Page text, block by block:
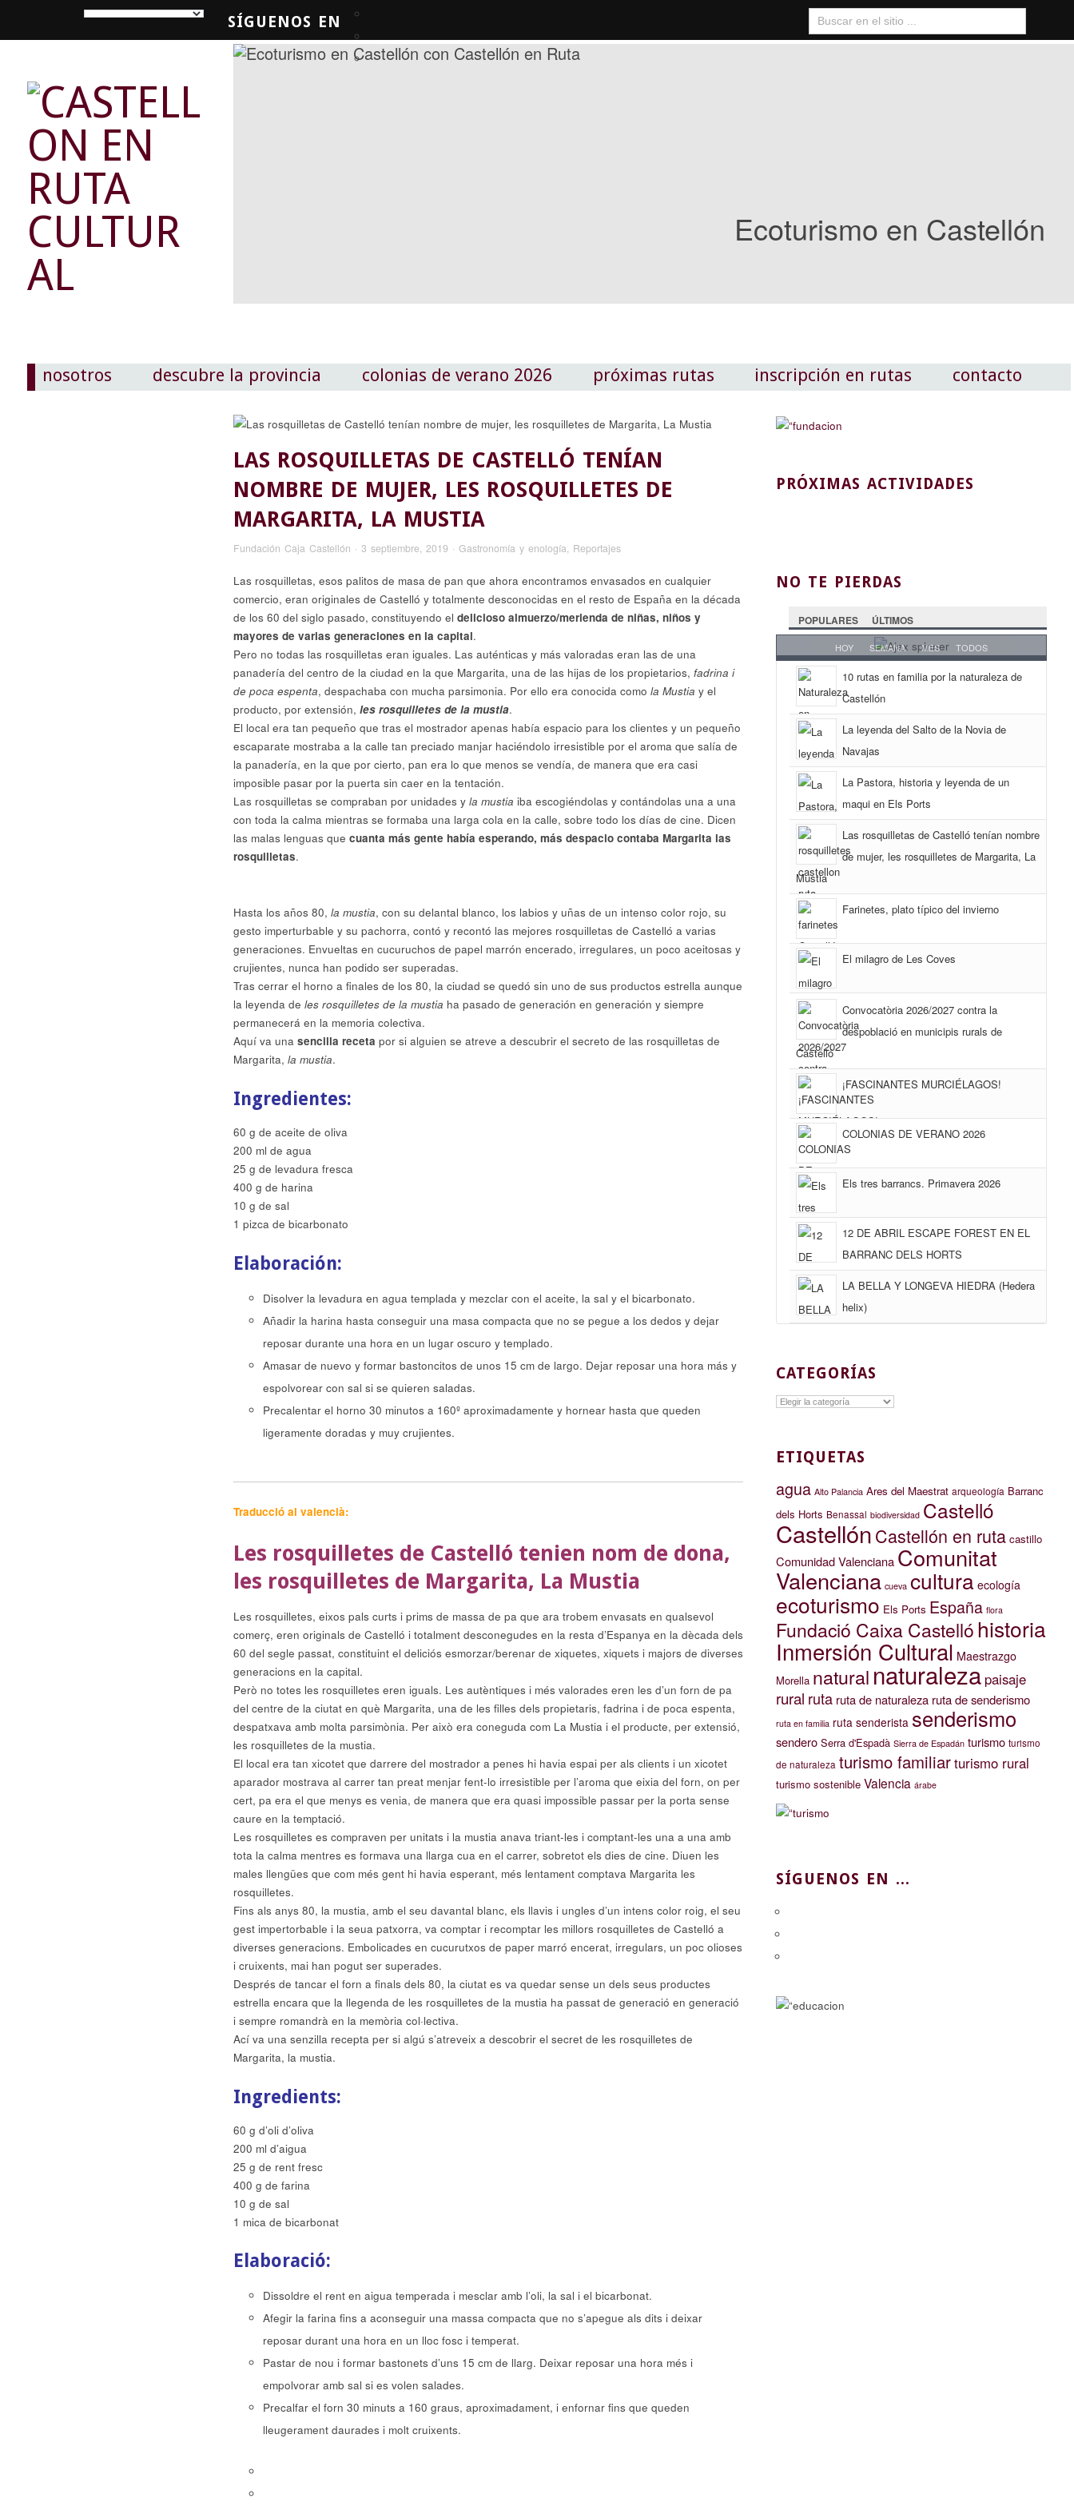
SÍGUENOS EN
Ecoturismo en Castellón
nosotros descubre la provincia colonias de verano 2026 próximas rutas inscripción en rutas contacto
LAS ROSQUILLETAS DE CASTELLÓ TENÍAN
NOMBRE DE MUJER, LES ROSQUILLETES DE
MARGARITA, LA MUSTIA
Fundación Caja Castellón · 3 septiembre, 2019 · Gastronomía y enología, Reportajes
Las rosquilletas, esos palitos de masa de pan que ahora encontramos envasados en cualquier
comercio, eran originales de Castelló y totalmente desconocidas en el resto de España en la década
de los 60 del siglo pasado, constituyendo el delicioso almuerzo/merienda de niñas, niños y
mayores de varias generaciones en la capital.
Pero no todas las rosquilletas eran iguales. Las auténticas y más valoradas eran las de una
panadería del centro de la ciudad en la que Margarita, una de las hijas de los propietarios, fadrina i
de poca espenta, despachaba con mucha parsimonia. Por ello era conocida como la Mustia y el
producto, por extensión, les rosquilletes de la mustia.
El local era tan pequeño que tras el mostrador apenas había espacio para los clientes y un pequeño
escaparate mostraba a la calle tan preciado manjar haciéndolo irresistible por el aroma que salía de
la panadería, en la que por cierto, pan era lo que menos se vendía, de manera que era casi
imposible pasar por la puerta sin caer en la tentación.
Las rosquilletas se compraban por unidades y la mustia iba escogiéndolas y contándolas una a una
con toda la calma mientras se formaba una larga cola en la calle, sobre todo los días de cine. Dicen
las malas lenguas que cuanta más gente había esperando, más despacio contaba Margarita las
rosquilletas.
Hasta los años 80, la mustia, con su delantal blanco, los labios y uñas de un intenso color rojo, su
gesto imperturbable y su pachorra, contó y recontó las mejores rosquilletas de Castelló a varias
generaciones. Envueltas en cucuruchos de papel marrón encerado, irregulares, un poco aceitosas y
crujientes, nunca han podido ser superadas.
Tras cerrar el horno a finales de los 80, la ciudad se quedó sin uno de sus productos estrella aunque
la leyenda de les rosquilletes de la mustia ha pasado de generación en generación y siempre
permanecerá en la memoria colectiva.
Aquí va una sencilla receta por si alguien se atreve a descubrir el secreto de las rosquilletas de
Margarita, la mustia.
Ingredientes:
60 g de aceite de oliva
200 ml de agua
25 g de levadura fresca
400 g de harina
10 g de sal
1 pizca de bicarbonato
Elaboración:
Disolver la levadura en agua templada y mezclar con el aceite, la sal y el bicarbonato.
Añadir la harina hasta conseguir una masa compacta que no se pegue a los dedos y dejar
reposar durante una hora en un lugar oscuro y templado.
Amasar de nuevo y formar bastoncitos de unos 15 cm de largo. Dejar reposar una hora más y
espolvorear con sal si se quieren saladas.
Precalentar el horno 30 minutos a 160º aproximadamente y hornear hasta que queden
ligeramente doradas y muy crujientes.
Traducció al valencià:
Les rosquilletes de Castelló tenien nom de dona,
les rosquilletes de Margarita, La Mustia
Les rosquilletes, eixos pals curts i prims de massa de pa que ara trobem envasats en qualsevol
comerç, eren originals de Castelló i totalment desconegudes en la resta d’Espanya en la dècada dels
60 del segle passat, constituint el deliciós esmorzar/berenar de xiquetes, xiquets i majors de diverses
generacions en la capital.
Però no totes les rosquilletes eren iguals. Les autèntiques i més valorades eren les d’un forn de pa
del centre de la ciutat en què Margarita, una de les filles dels propietaris, fadrina i de poca espenta,
despatxava amb molta parsimònia. Per això era coneguda com La Mustia i el producte, per extensió,
les rosquilletes de la mustia.
El local era tan xicotet que darrere del mostrador a penes hi havia espai per als clients i un xicotet
aparador mostrava al carrer tan preat menjar fent-lo irresistible per l’aroma que eixia del forn, on per
cert, pa era el que menys es venia, de manera que era quasi impossible passar per la porta sense
caure en la temptació.
Les rosquilletes es compraven per unitats i la mustia anava triant-les i comptant-les una a una amb
tota la calma mentres es formava una llarga cua en el carrer, sobretot els dies de cine. Diuen les
males llengües que com més gent hi havia esperant, més lentament comptava Margarita les
rosquilletes.
Fins als anys 80, la mustia, amb el seu davantal blanc, els llavis i ungles d’un intens color roig, el seu
gest impertorbable i la seua patxorra, va comptar i recomptar les millors rosquilletes de Castelló a
diverses generacions. Embolicades en cucurutxos de paper marró encerat, irregulars, un poc olioses
i cruixents, mai han pogut ser superades.
Després de tancar el forn a finals dels 80, la ciutat es va quedar sense un dels seus productes
estrella encara que la llegenda de les rosquilletes de la mustia ha passat de generació en generació
i sempre romandrà en la memòria col·lectiva.
Ací va una senzilla recepta per si algú s’atreveix a descobrir el secret de les rosquilletes de
Margarita, la mustia.
Ingredients:
60 g d’oli d’oliva
200 ml d’aigua
25 g de rent fresc
400 g de farina
10 g de sal
1 mica de bicarbonat
Elaboració:
Dissoldre el rent en aigua temperada i mesclar amb l’oli, la sal i el bicarbonat.
Afegir la farina fins a aconseguir una massa compacta que no s’apegue als dits i deixar
reposar durant una hora en un lloc fosc i temperat.
Pastar de nou i formar bastonets d’uns 15 cm de llarg. Deixar reposar una hora més i
empolvorar amb sal si es volen salades.
Precalfar el forn 30 minuts a 160 graus, aproximadament, i enfornar fins que queden
lleugerament daurades i molt cruixents.
PRÓXIMAS ACTIVIDADES
NO TE PIERDAS
POPULARES ÚLTIMOS
HOY SEMANA MES TODOS
10 rutas en familia por la naturaleza de
Castellón
La leyenda del Salto de la Novia de
Navajas
La Pastora, historia y leyenda de un
maqui en Els Ports
Las rosquilletas de Castelló tenían nombre
de mujer, les rosquilletes de Margarita, La
Mustia
Farinetes, plato típico del invierno
El milagro de Les Coves
Convocatòria 2026/2027 contra la
despoblació en municipis rurals de
Castelló
¡FASCINANTES MURCIÉLAGOS!
COLONIAS DE VERANO 2026
Els tres barrancs. Primavera 2026
12 DE ABRIL ESCAPE FOREST EN EL
BARRANC DELS HORTS
LA BELLA Y LONGEVA HIEDRA (Hedera
helix)
CATEGORÍAS
Categorías
ETIQUETAS
agua Alto Palancia Ares del Maestrat arqueología Barranc
dels Horts Benassal biodiversidad Castelló
CastellónCastellón en ruta castillo
Comunidad Valenciana Comunitat
Valenciana cueva cultura ecología
ecoturismo Els Ports España flora
Fundació Caixa Castellóhistoria
Inmersión Cultural Maestrazgo
Morella natural naturaleza paisaje
rural ruta ruta de naturaleza ruta de senderismo
ruta en familia ruta senderista senderismo
sendero Serra d'Espadà Sierra de Espadán turismo turismo
de naturaleza turismo familiarturismo rural
turismo sostenible Valencia árabe
SÍGUENOS EN ...